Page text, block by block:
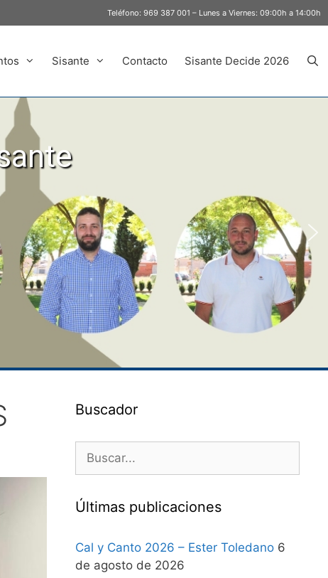
Teléfono: 969 387 001 – Lunes a Viernes: 09:00h a 14:00h
Sisante Contacto Sisante Decide 2026
Buscador
Últimas publicaciones
Cal y Canto 2026 – Ester Toledano 6
de agosto de 2026